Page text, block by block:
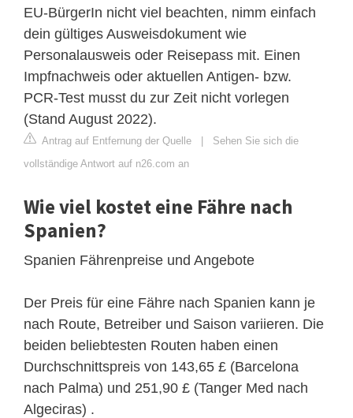
EU-BürgerIn nicht viel beachten, nimm einfach
dein gültiges Ausweisdokument wie
Personalausweis oder Reisepass mit. Einen
Impfnachweis oder aktuellen Antigen- bzw.
PCR-Test musst du zur Zeit nicht vorlegen
(Stand August 2022).
Antrag auf Entfernung der Quelle | Sehen Sie sich die
vollständige Antwort auf n26.com an
Wie viel kostet eine Fähre nach
Spanien?
Spanien Fährenpreise und Angebote
Der Preis für eine Fähre nach Spanien kann je
nach Route, Betreiber und Saison variieren. Die
beiden beliebtesten Routen haben einen
Durchschnittspreis von 143,65 £ (Barcelona
nach Palma) und 251,90 £ (Tanger Med nach
Algeciras) .